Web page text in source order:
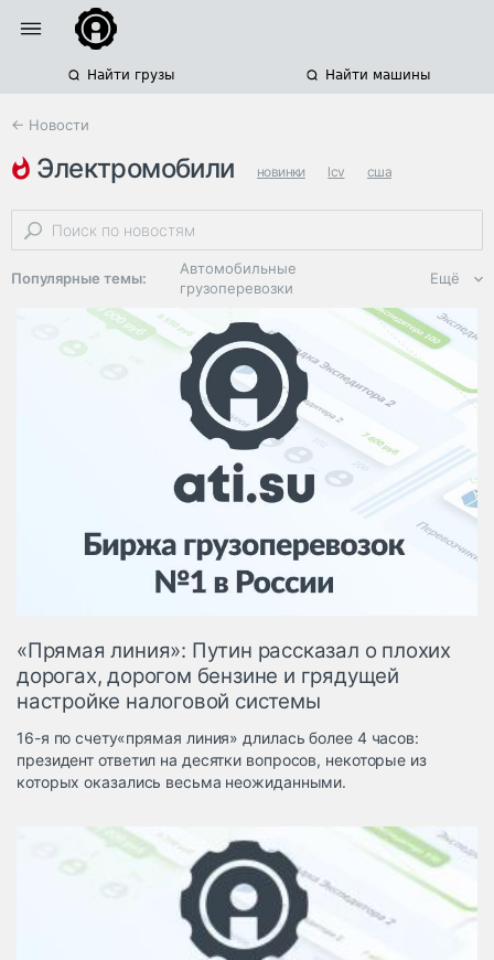
Найти грузы Найти машины
← Новости
электромобили новинки lcv сша
Популярные темы:
Автомобильные
грузоперевозки
Региональная
логистика
ЭДО, ИТ в
логистике
Дороги,
инфраструктура
Логистика, грузы
Негабаритные и
опасные грузы
Безопасность и
Таможня и ВЭД
Склады и
терминалы
Коммерческий
транспорт
Автосервис,
запчасти, шины
Топливо, масла и
автохимия
Дзен
Ещё
«Прямая линия»: Путин рассказал о плохих
дорогах, дорогом бензине и грядущей
настройке налоговой системы
16-я по счету«прямая линия» длилась более 4 часов:
президент ответил на десятки вопросов, некоторые из
которых оказались весьма неожиданными.